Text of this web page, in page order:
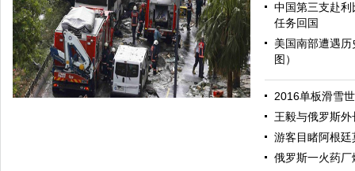
哈里与梅根亮相都柏林街头接受民众欢迎
中国第三支赴
任务回国
美国南部遭遇
图）
2016单板滑雪
王毅与俄罗斯
游客目睹阿根
俄罗斯一火药